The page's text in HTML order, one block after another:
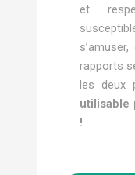
et
rapports
les deux
utilisable
!